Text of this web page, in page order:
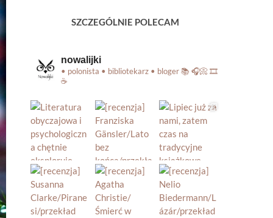
SZCZEGÓLNIE POLECAM
nowalijki
• polonista • bibliotekarz • bloger📚 🎧📀 🎞️
☕️